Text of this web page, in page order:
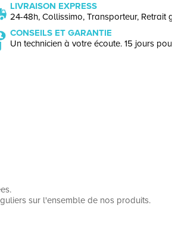
LIVRAISON EXPRESS
24-48h, Collissimo, Transporteur, Retrait
CONSEILS ET GARANTIE
Un technicien à votre écoute. 15 jours
sur l'ensemble de nos produits.